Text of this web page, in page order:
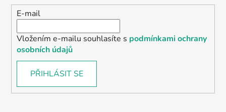
E-mail
Vložením e-mailu souhlasíte s podmínkami ochrany
osobních údajů
PŘIHLÁSIT SE